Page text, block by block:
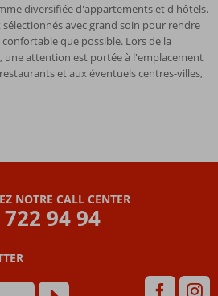
diversifiée d'appartements et d'hôtels.
avec grand soin pour rendre
que possible. Lors de la
une attention est portée à l'emplacement
et aux éventuels centres-villes,
NOTRE CALL CENTER
94 94